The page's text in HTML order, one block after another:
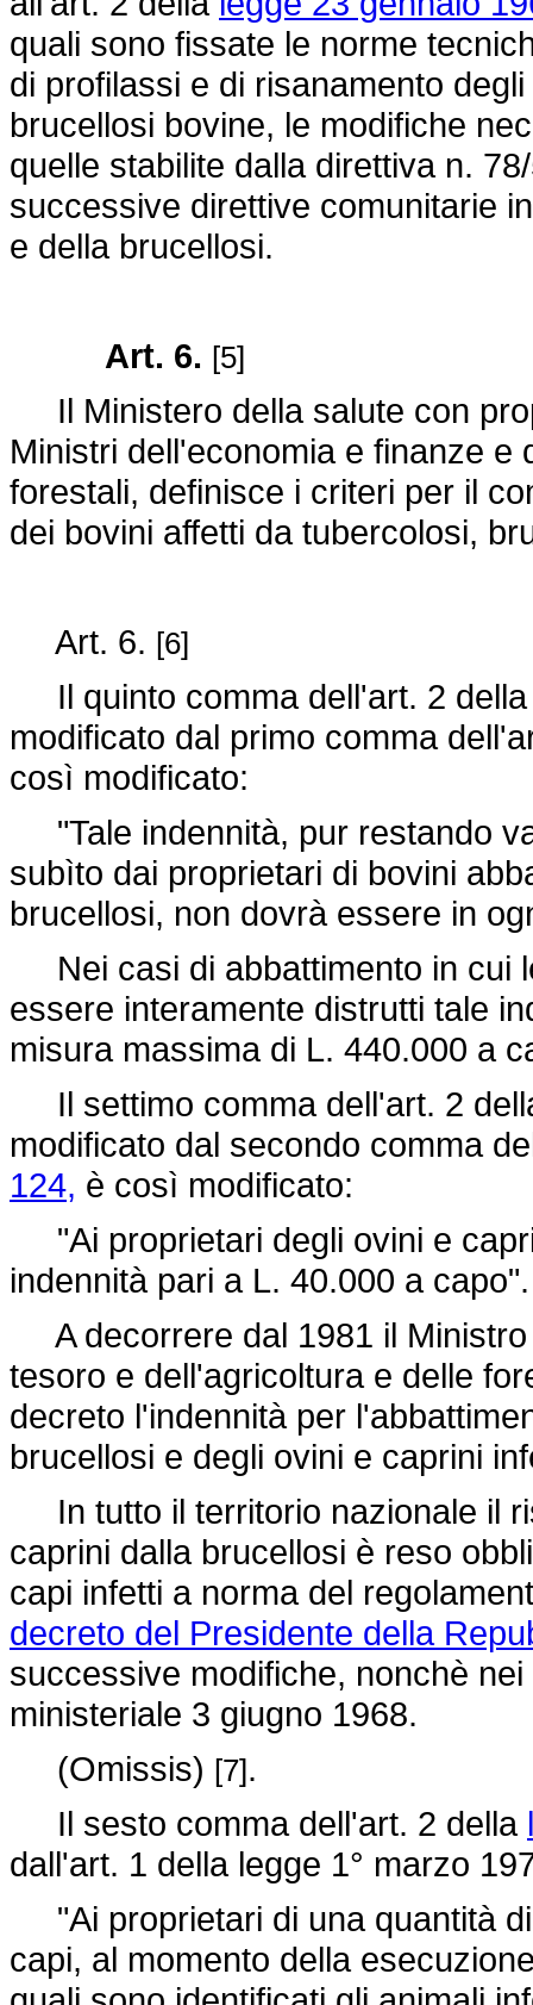
quali sono fissate le norme
di profilassi e di risanamento
brucellosi bovine, le modifiche
quelle stabilite dalla direttiva n.
successive direttive comunitarie
e della brucellosi.
Art. 6. [5]
Il Ministero della salute con
Ministri dell'economia e finanze e
forestali, definisce i criteri per il
dei bovini affetti da tubercolosi,
Art. 6. [6]
Il quinto comma dell'art. 2
modificato dal primo comma
così modificato:
"Tale indennità, pur restando
subìto dai proprietari di bovini
brucellosi, non dovrà essere in
Nei casi di abbattimento in cui
essere interamente distrutti tale
misura massima di L. 440.000 a
Il settimo comma dell'art. 2
modificato dal secondo comma
124, è così modificato:
"Ai proprietari degli ovini e
indennità pari a L. 40.000 a capo".
A decorrere dal 1981 il Ministro
tesoro e dell'agricoltura e delle
decreto l'indennità per
brucellosi e degli ovini e caprini
In tutto il territorio nazionale il
caprini dalla brucellosi è reso
capi infetti a norma del
decreto del Presidente della
successive modifiche, nonchè
ministeriale 3 giugno 1968.
(Omissis) [7].
Il sesto comma dell'art. 2 della
dall'art. 1 della legge 1° marzo
"Ai proprietari di una quantità
capi, al momento della